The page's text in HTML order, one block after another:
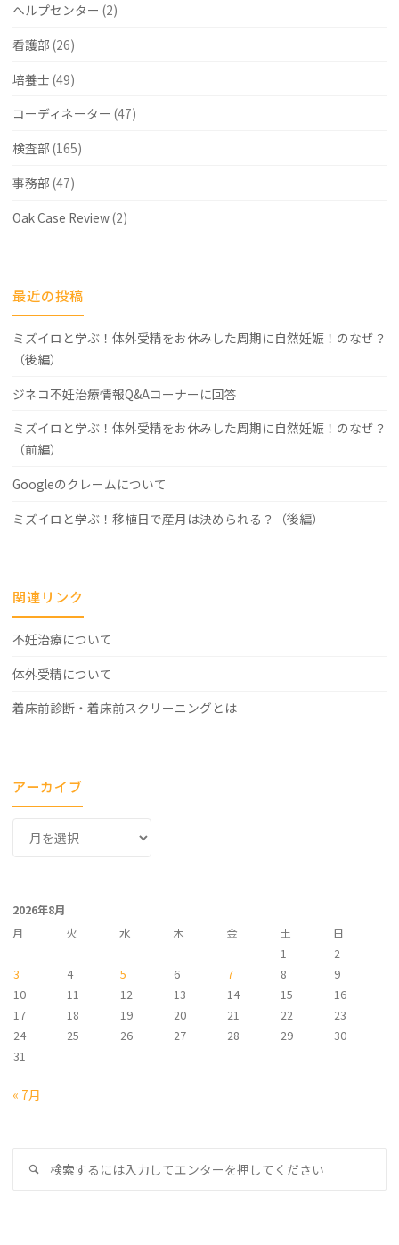
ヘルプセンター (2)
看護部 (26)
培養士 (49)
コーディネーター (47)
検査部 (165)
事務部 (47)
Oak Case Review(2)
最近の投稿
ミズイロと学ぶ！体外受精をお休みした周期に自然妊娠！のなぜ？
（後編）
ジネコ不妊治療情報Q&Aコーナーに回答
ミズイロと学ぶ！体外受精をお休みした周期に自然妊娠！のなぜ？
（前編）
Googleのクレームについて
ミズイロと学ぶ！移植日で産月は決められる？（後編）
関連リンク
不妊治療について
体外受精について
着床前診断・着床前スクリーニングとは
アーカイブ
ブ
2026年8月
月
火 水 木 金 土
日
1
2
3
4 5 6 7 8
9
10
11 12 13 14 15
16
17
18 19 20 21 22
23
24
25 26 27 28 29
30
31
« 7月
検